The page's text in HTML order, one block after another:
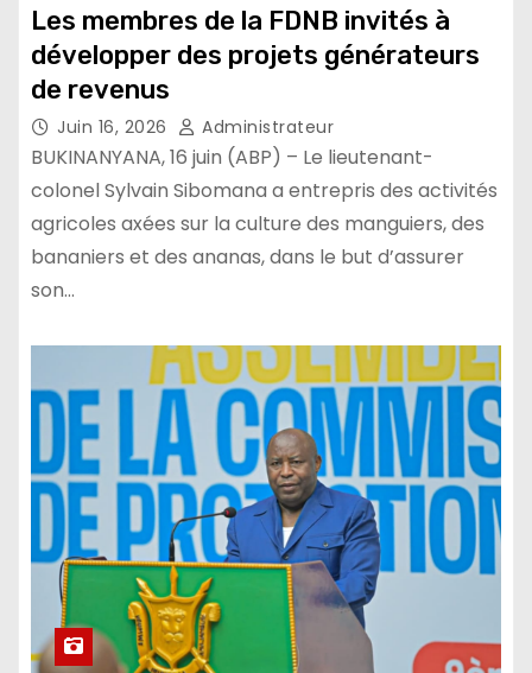
Les membres de la FDNB invités à
développer des projets générateurs
de revenus
Juin 16, 2026 Administrateur
BUKINANYANA, 16 juin (ABP) – Le lieutenant-
colonel Sylvain Sibomana a entrepris des activités
agricoles axées sur la culture des manguiers, des
bananiers et des ananas, dans le but d’assurer
son…